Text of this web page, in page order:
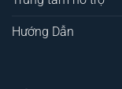
Hướng Dẫn